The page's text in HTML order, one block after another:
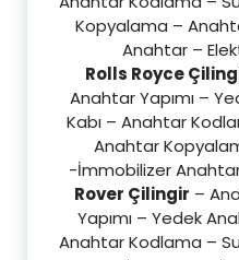
Kopyalama –
Anahtar –
Rolls Royce
Anahtar Yapımı –
Kabı – Anahtar
Anahtar
-İmmobilizer
Rover Çilingir –
Yapımı – Yedek
Anahtar Kodlama –